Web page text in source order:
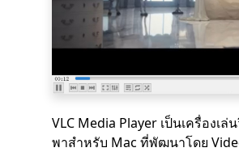
VLC Media Player เป็นเครื่องเ
พาสำหรับ Mac ที่พัฒนาโดย